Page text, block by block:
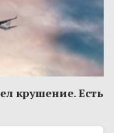
крушение. Есть